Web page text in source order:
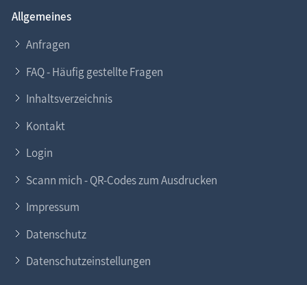
Allgemeines
Anfragen
FAQ - Häufig gestellte Fragen
Inhaltsverzeichnis
Kontakt
Login
Scann mich - QR-Codes zum Ausdrucken
Impressum
Datenschutz
Datenschutzeinstellungen